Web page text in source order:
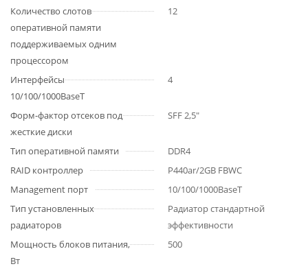
Количество слотов
оперативной памяти
поддерживаемых одним
процессором
12
Интерфейсы
10/100/1000BaseT
4
Форм-фактор отсеков под
жесткие диски
SFF 2,5"
Тип оперативной памяти
DDR4
RAID контроллер
P440ar/2GB FBWC
Management порт
10/100/1000BaseT
Тип установленных
радиаторов
Радиатор стандартной
эффективности
Мощность блоков питания,
Вт
500